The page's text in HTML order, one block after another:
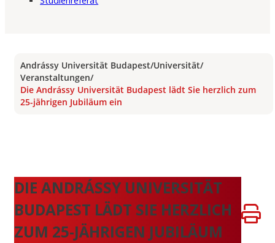
Andrássy Universität Budapest/Universität/
Veranstaltungen/
Die Andrássy Universität Budapest lädt Sie herzlich zum
25-jährigen Jubiläum ein
DIE ANDRÁSSY UNIVERSITÄT
BUDAPEST LÄDT SIE HERZLICH
ZUM 25-JÄHRIGEN JUBILÄUM